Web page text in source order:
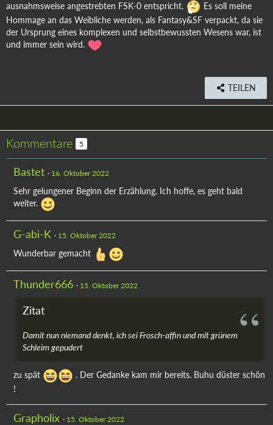
ausnahmsweise angestrebten FSK-0 entspricht.
Es soll meine
Hommage an das Weibliche werden, als Fantasy&SF verpackt, da sie
der Ursprung eines komplexen und selbstbewussten Wesens war, ist
und immer sein wird.
TEILEN
Kommentare 5
Bastet 16. Oktober 2022
Sehr gelungener Beginn der Erzählung. Ich hoffe, es geht bald
weiter.
G-abi-K 15. Oktober 2022
Wunderbar gemacht
Thunder666 15. Oktober 2022
Zitat
Damit nun niemand denkt, ich sei Frosch-affin und mit grünem
Schleim gepudert
zu spät
. Der Gedanke kam mir bereits. Buhu düster schön
!
Grapholix 15. Oktober 2022